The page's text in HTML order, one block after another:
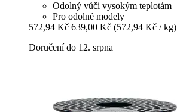
Odolný vůči vysokým teplotám
Pro odolné modely
572,94 Kč 639,00 Kč (572,94 Kč / kg)
Doručení do 12. srpna